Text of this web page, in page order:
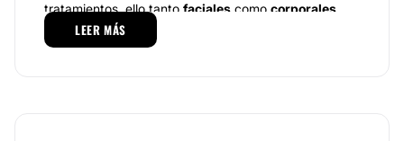
tratamientos, ello tanto faciales como corporales
por lo que usted puede tener la certeza de que su
padecimiento será tratado por
LEER MÁS